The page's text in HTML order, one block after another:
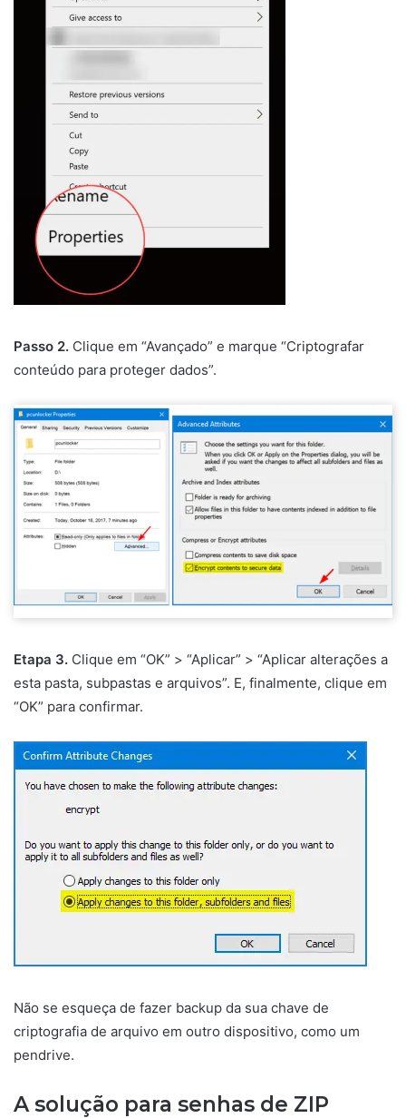
Passo 2. Clique em “Avançado” e marque “Criptografar
conteúdo para proteger dados”.
Etapa 3. Clique em “OK” > “Aplicar” > “Aplicar alterações a
esta pasta, subpastas e arquivos”. E, finalmente, clique em
“OK” para confirmar.
Não se esqueça de fazer backup da sua chave de
criptografia de arquivo em outro dispositivo, como um
pendrive.
A solução para senhas de ZIP